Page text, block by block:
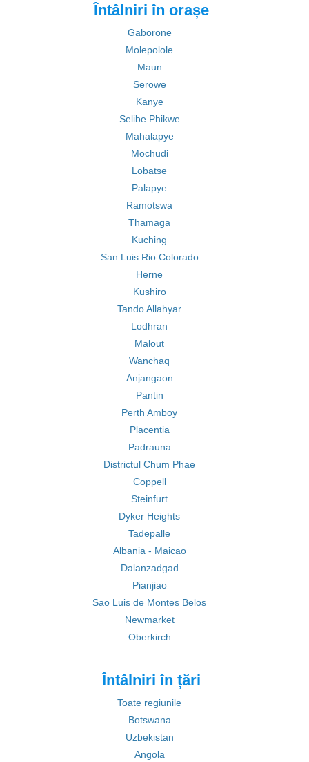
Întâlniri în orașe
Gaborone
Molepolole
Maun
Serowe
Kanye
Selibe Phikwe
Mahalapye
Mochudi
Lobatse
Palapye
Ramotswa
Thamaga
Kuching
San Luis Rio Colorado
Herne
Kushiro
Tando Allahyar
Lodhran
Malout
Wanchaq
Anjangaon
Pantin
Perth Amboy
Placentia
Padrauna
Districtul Chum Phae
Coppell
Steinfurt
Dyker Heights
Tadepalle
Albania - Maicao
Dalanzadgad
Pianjiao
Sao Luis de Montes Belos
Newmarket
Oberkirch
Întâlniri în țări
Toate regiunile
Botswana
Uzbekistan
Angola